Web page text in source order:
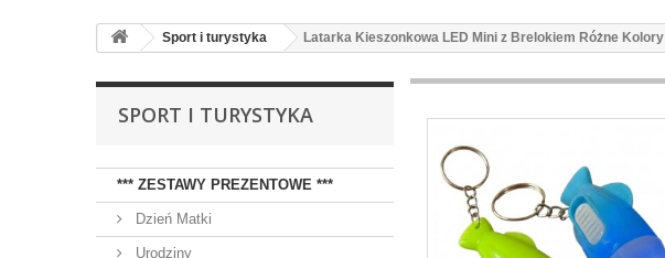
Sport i turystyka Latarka Kieszonkowa LED Mini z Brelokiem Różne Kolory
SPORT I TURYSTYKA
*** ZESTAWY PREZENTOWE ***
Dzień Matki
Urodziny